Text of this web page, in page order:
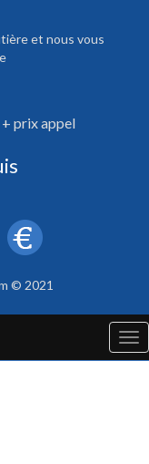
et nous vous
prix appel
© 2021